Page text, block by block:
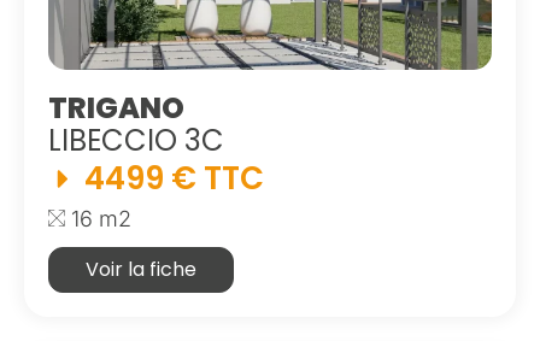
TRIGANO
LIBECCIO 3C
4499 € TTC
16 m2
Voir la fiche